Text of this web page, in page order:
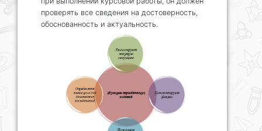
проверять все сведения на достоверность,
обоснованность и актуальность.